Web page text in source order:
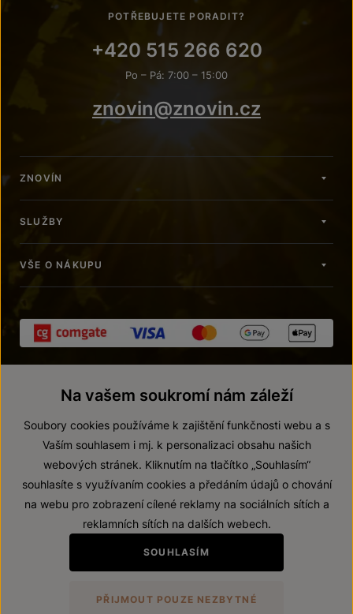
POTŘEBUJETE PORADIT?
+420 515 266 620
Po – Pá: 7:00 – 15:00
znovin@znovin.cz
ZNOVÍN
SLUŽBY
VŠE O NÁKUPU
© 2026 ZNOVÍN ZNOJMO, a. s.
Prohlášení o přístupnosti
Zákaz prodeje alkoholických nápojů osobám mladším 18 let.
VytvořilwebProgress
Na vašem soukromí nám záleží
Soubory cookies používáme k zajištění funkčnosti webu a s
Vaším souhlasem i mj. k personalizaci obsahu našich
webových stránek. Kliknutím na tlačítko „Souhlasím“
souhlasíte s využívaním cookies a předáním údajů o chování
na webu pro zobrazení cílené reklamy na sociálních sítích a
reklamních sítích na dalších webech.
SOUHLASÍM
PŘIJMOUT POUZE NEZBYTNÉ